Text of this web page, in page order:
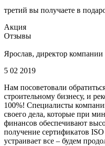
третий вы получаете в
Акция
Отзывы
Ярослав, директор
5 02 2019
Нам посоветовали
строительному бизнесу, и
100%! Специалисты
своего дела, которые при
финансов обеспечивают
получение сертификатов
устраивает все – будем